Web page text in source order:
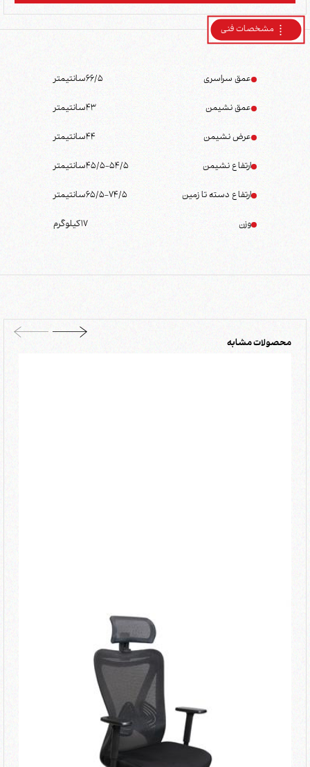
مشخصات فنی
عمق سراسری 66/5سانتیمتر
عمق نشیمن 43سانتیمتر
عرض نشیمن 44سانتیمتر
ارتفاع نشیمن 45/5-54/5سانتیمتر
ارتفاع دسته تا زمین 65/5-74/5سانتیمتر
وزن 17کیلوگرم
محصولات مشابه